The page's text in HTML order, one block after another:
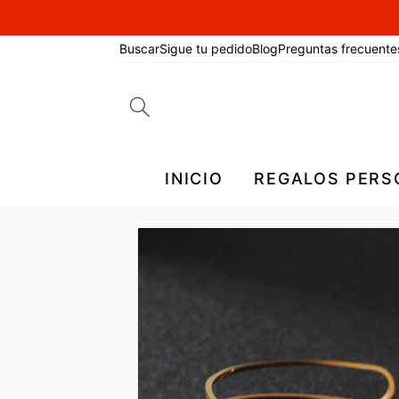
BuscarSigue tu pedidoBlogPreguntas
INICIO REGALOS